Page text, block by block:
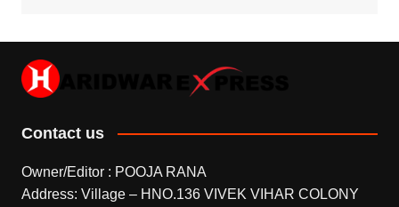
Contact us
Owner/Editor : POOJA RANA
Address: Village – HNO.136 VIVEK VIHAR COLONY